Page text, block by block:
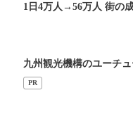
1日4万人→56万人 街の
九州観光機構のユーチ
PR